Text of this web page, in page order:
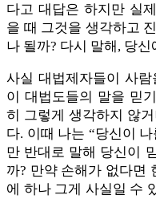
다고 대답은 하지만 실
을 때 그것을 생각하고
나 될까? 다시 말해, 당
사실 대법제자들이 사
이 대법도들의 말을 믿
히 그렇게 생각하지 않
다. 이때 나는 “당신이
만 반대로 말해 당신이
까? 만약 손해가 없다면
에 하나 그게 사실일 수